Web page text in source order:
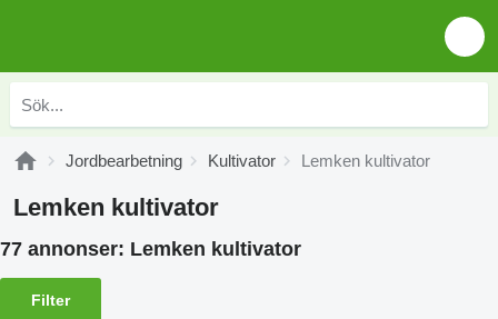
Jordbearbetning Kultivator Lemken kultivator
Lemken kultivator
77 annonser: Lemken kultivator
Filter